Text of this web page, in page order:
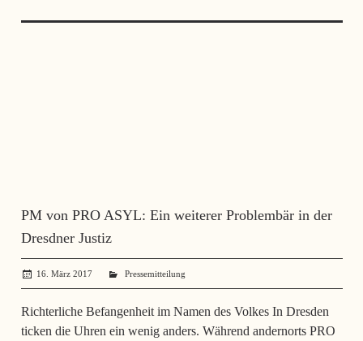
PM von PRO ASYL: Ein weiterer Problembär in der
Dresdner Justiz
16. März 2017 administrator
Pressemitteilung
Richterliche Befangenheit im Namen des Volkes In Dresden
ticken die Uhren ein wenig anders. Während andernorts PRO